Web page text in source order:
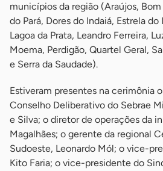
municípios da região (Araújos,
do Pará, Dores do Indaiá, Estrela do
Lagoa da Prata, Leandro Ferreira,
Moema, Perdigão, Quartel Geral,
e Serra da Saudade).
Estiveram presentes na cerimônia
Conselho Deliberativo do Sebrae
e Silva; o diretor de operações da
Magalhães; o gerente da regional
Sudoeste, Leonardo Mól; o vice-
Kito Faria; o vice-presidente do